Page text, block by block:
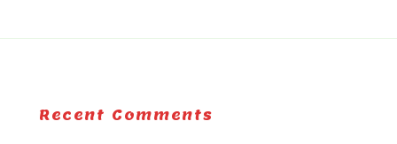
Recent Comments